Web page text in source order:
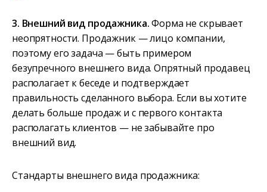
3. Внешний вид продажника.Форма не скрывает
неопрятности. Продажник — лицо компании,
поэтому его задача — быть примером
безупречного внешнего вида. Опрятный продавец
располагает к беседе и подтверждает
правильность сделанного выбора. Если вы хотите
делать больше продаж и с первого контакта
располагать клиентов — не забывайте про
внешний вид.
Стандарты внешнего вида продажника: